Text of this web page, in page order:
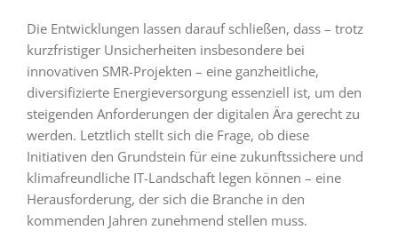
Die Entwicklungen lassen darauf schließen, dass – trotz
kurzfristiger Unsicherheiten insbesondere bei
innovativen SMR-Projekten – eine ganzheitliche,
diversifizierte Energieversorgung essenziell ist, um den
steigenden Anforderungen der digitalen Ära gerecht zu
werden. Letztlich stellt sich die Frage, ob diese
Initiativen den Grundstein für eine zukunftssichere und
klimafreundliche IT-Landschaft legen können – eine
Herausforderung, der sich die Branche in den
kommenden Jahren zunehmend stellen muss.